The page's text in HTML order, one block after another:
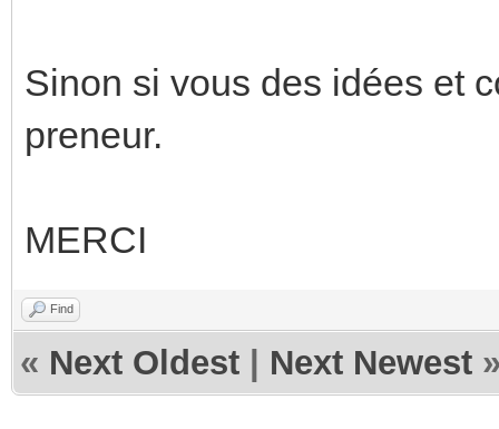
Sinon si vous des idées et
preneur.
MERCI
Find
« Next Oldest Next Newest